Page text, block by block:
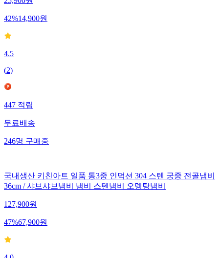
25,900원
42%14,900원
4.5
(2)
447적립
무료배송
246명구매중
국내생산 키친아트 일품 통3중 인덕션 304 스텐 궁중 전골냄비
36cm / 샤브샤브냄비 냄비 스텐냄비 오뎅탕냄비
127,900원
47%67,900원